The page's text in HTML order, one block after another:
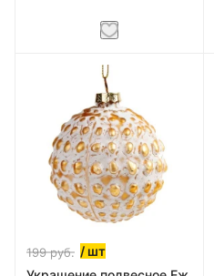
199руб. / шт